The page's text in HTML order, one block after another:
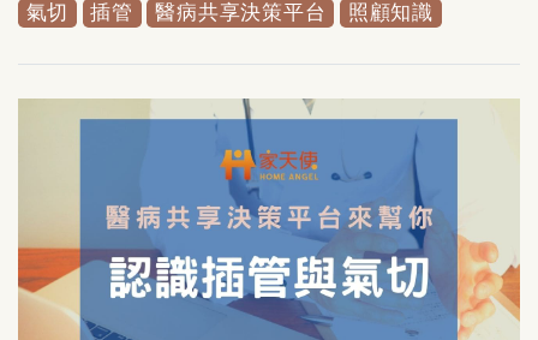
氣切 插管 醫病共享決策平台 照顧知識